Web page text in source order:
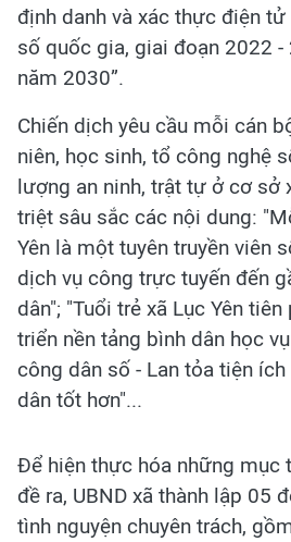
định danh và xác thực điện
số quốc gia, giai đoạn 2022
năm 2030”.
Chiến dịch yêu cầu mỗi cán
niên, học sinh, tổ công nghệ
lượng an ninh, trật tự ở cơ sở
triệt sâu sắc các nội dung:
Yên là một tuyên truyền viên
dịch vụ công trực tuyến đến
dân"; "Tuổi trẻ xã Lục Yên
triển nền tảng bình dân học
công dân số - Lan tỏa tiện
dân tốt hơn"...
Để hiện thực hóa những mục
đề ra, UBND xã thành lập 05
tình nguyện chuyên trách,